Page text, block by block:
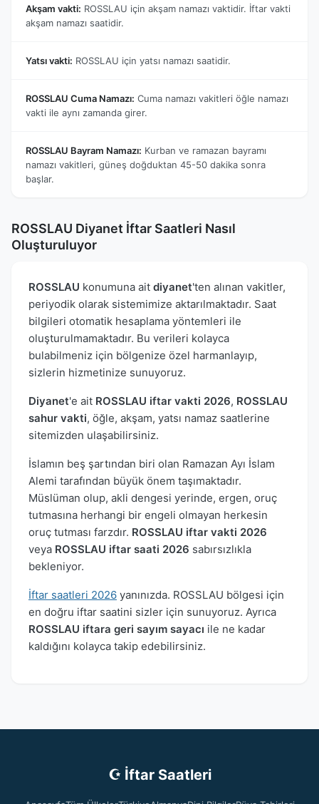
Akşam vakti: ROSSLAU için akşam namazı vaktidir. İftar vakti
akşam namazı saatidir.
Yatsı vakti: ROSSLAU için yatsı namazı saatidir.
ROSSLAU Cuma Namazı: Cuma namazı vakitleri öğle namazı
vakti ile aynı zamanda girer.
ROSSLAU Bayram Namazı: Kurban ve ramazan bayramı
namazı vakitleri, güneş doğduktan 45-50 dakika sonra
başlar.
ROSSLAU Diyanet İftar Saatleri Nasıl
Oluşturuluyor
ROSSLAU konumuna ait diyanet'ten alınan vakitler,
periyodik olarak sistemimize aktarılmaktadır. Saat
bilgileri otomatik hesaplama yöntemleri ile
oluşturulmamaktadır. Bu verileri kolayca
bulabilmeniz için bölgenize özel harmanlayıp,
sizlerin hizmetinize sunuyoruz.
Diyanet'e ait ROSSLAU iftar vakti 2026, ROSSLAU
sahur vakti, öğle, akşam, yatsı namaz saatlerine
sitemizden ulaşabilirsiniz.
İslamın beş şartından biri olan Ramazan Ayı İslam
Alemi tarafından büyük önem taşımaktadır.
Müslüman olup, akli dengesi yerinde, ergen, oruç
tutmasına herhangi bir engeli olmayan herkesin
oruç tutması farzdır. ROSSLAU iftar vakti 2026
veya ROSSLAU iftar saati 2026 sabırsızlıkla
bekleniyor.
İftar saatleri 2026 yanınızda. ROSSLAU bölgesi için
en doğru iftar saatini sizler için sunuyoruz. Ayrıca
ROSSLAU iftara geri sayım sayacı ile ne kadar
kaldığını kolayca takip edebilirsiniz.
☪ İftar Saatleri